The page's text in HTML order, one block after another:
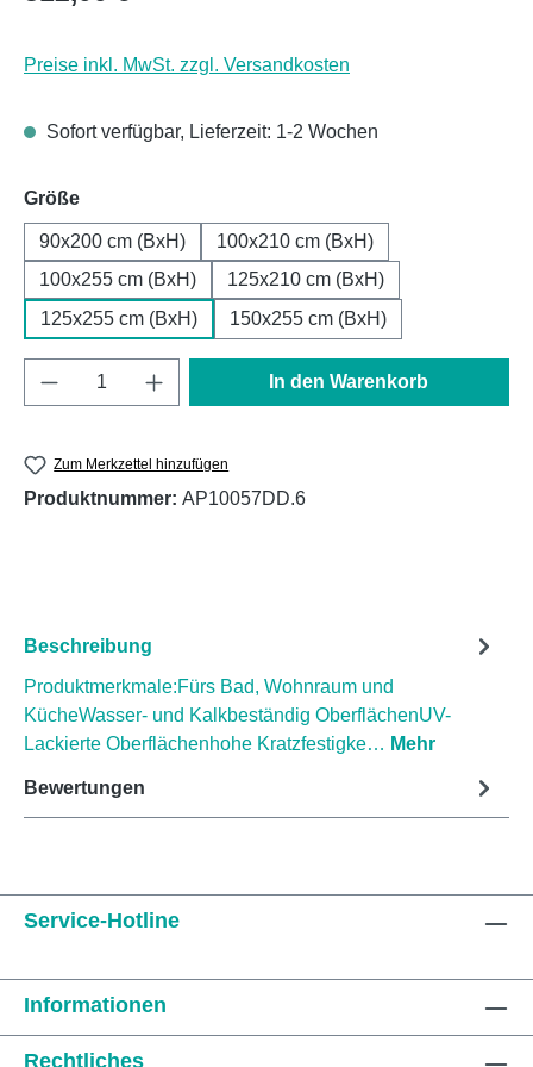
Preise inkl. MwSt. zzgl. Versandkosten
Sofort verfügbar, Lieferzeit: 1-2 Wochen
Größeauswählen
90x200 cm (BxH)
100x210 cm (BxH)
100x255 cm (BxH)
125x210 cm (BxH)
125x255 cm (BxH)
150x255 cm (BxH)
Produkt Anzahl: Gib den gewünschten
In den Warenkorb
Zum Merkzettel hinzufügen
Produktnummer: AP10057DD.6
Beschreibung
Produktmerkmale:Fürs Bad, Wohnraum und
KücheWasser- und Kalkbeständig OberflächenUV-
Lackierte Oberflächenhohe Kratzfestigke… Mehr
Bewertungen
Service-Hotline
Informationen
Rechtliches